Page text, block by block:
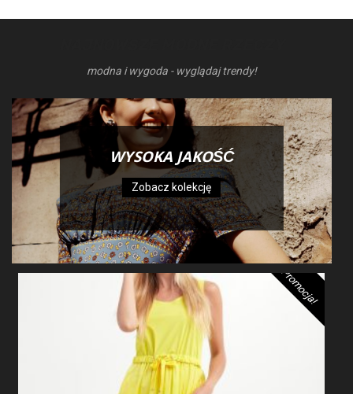
modna i wygoda - wyglądaj trendy!
WYSOKA JAKOŚĆ
Zobacz kolekcję
Promocja!